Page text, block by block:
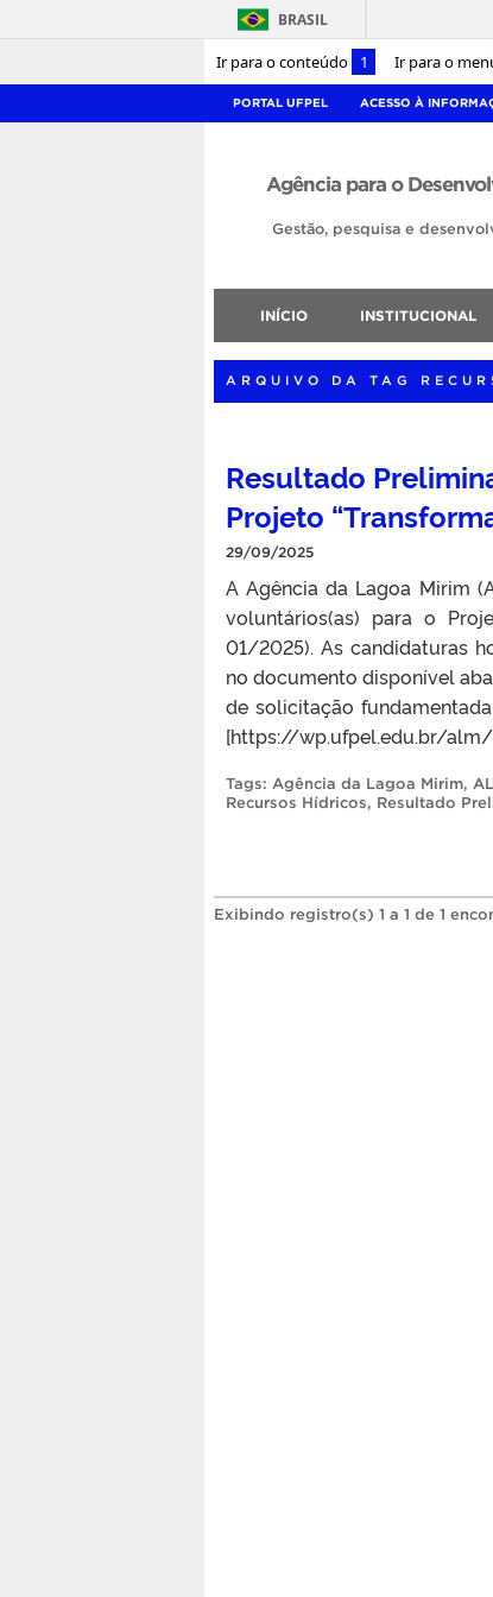
Ir para o conteúdo 1 Ir para o
BRASIL
PORTAL UFPEL ACESSO À
Agência para o
Gestão, pesquisa e
INÍCIO INSTITUCIONAL
ARQUIVO DA TAG
Resultado
Projeto
29/09/2025
A Agência da Lagoa Mirim
voluntários(as) para o
01/2025). As candidaturas
no documento disponível
de solicitação
[https://wp.ufpel.edu.br/
Tags: Agência da Lagoa Mirim,
Recursos Hídricos, Resultado
Exibindo registro(s) 1 a 1 de 1